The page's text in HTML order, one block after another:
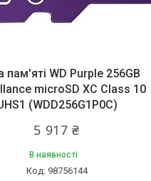
пам'яті WD Purple 256GB
microSD XC Class 10
(WDD256G1P0C)
5 917 ₴
В наявності
98756144